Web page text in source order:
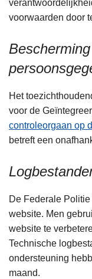
voorwaarden door
Het
voor de
controleorgaan op
betreft een
De Federale
website. Men
website te
Technische
ondersteuning
maand.